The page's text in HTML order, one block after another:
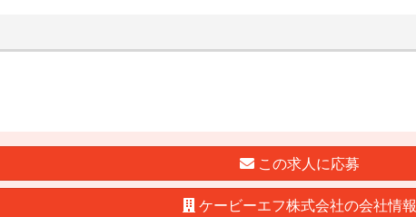
この求人に応募
ケービーエフ株式会社の会社情報